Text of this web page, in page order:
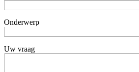
Onderwerp
Uw vraag